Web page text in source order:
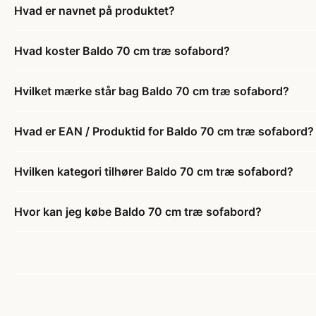
Hvad er navnet på produktet?
Hvad koster Baldo 70 cm træ sofabord?
Hvilket mærke står bag Baldo 70 cm træ sofabord?
Hvad er EAN / Produktid for Baldo 70 cm træ sofabord?
Hvilken kategori tilhører Baldo 70 cm træ sofabord?
Hvor kan jeg købe Baldo 70 cm træ sofabord?